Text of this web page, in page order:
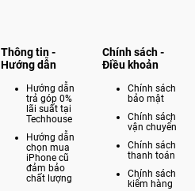
Thông tin -
Hướng dẫn
Hướng dẫn
trả góp 0%
lãi suất tại
Techhouse
Hướng dẫn
chọn mua
iPhone cũ
đảm bảo
chất lượng
Chính sách -
Điều khoản
Chính sách
bảo mật
Chính sách
vận chuyển
Chính sách
thanh toán
Chính sách
kiểm hàng